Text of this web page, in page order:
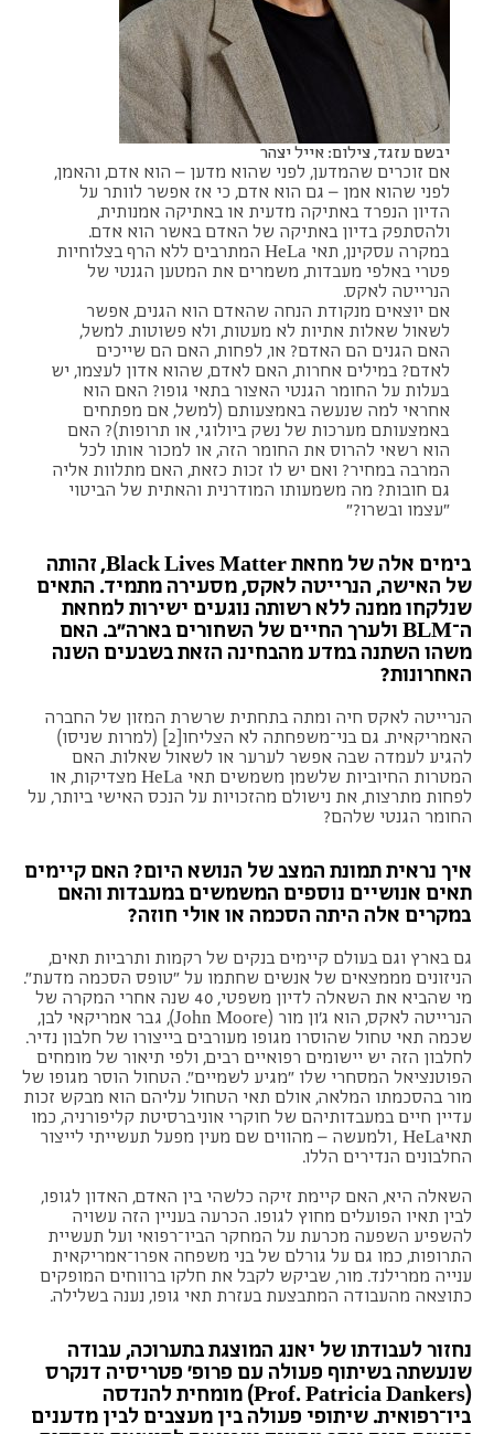
יבשם עזגד, צילום: אייל יצהר
אם זוכרים שהמדען, לפני שהוא מדען – הוא אדם, והאמן,
לפני שהוא אמן – גם הוא אדם, כי אז אפשר לוותר על
הדיון הנפרד באתיקה מדעית או באתיקה אמנותית,
ולהסתפק בדיון באתיקה של האדם באשר הוא אדם.
במקרה עסקינן, תאי HeLa המתרבים ללא הרף בצלוחיות
פטרי באלפי מעבדות, משמרים את המטען הגנטי של
הנרייטה לאקס.
אם יוצאים מנקודת הנחה שהאדם הוא הגנים, אפשר
לשאול שאלות אתיות לא מעטות, ולא פשוטות. למשל,
האם הגנים הם האדם? או, לפחות, האם הם שייכים
לאדם? במילים אחרות, האם לאדם, שהוא אדון לעצמו, יש
בעלות על החומר הגנטי האצור בתאי גופו? האם הוא
אחראי למה שנעשה באמצעותם (למשל, אם מפתחים
באמצעותם מערכות של נשק ביולוגי, או תרופות)? האם
הוא רשאי להרוס את החומר הזה, או למכור אותו לכל
המרבה במחיר? ואם יש לו זכות כזאת, האם מתלוות אליה
גם חובות? מה משמעותו המודרנית והאתית של הביטוי
"עצמו ובשרו?"
בימים אלה של מחאת Black Lives Matter, זהותה
של האישה, הנרייטה לאקס, מסעירה מתמיד. התאים
שנלקחו ממנה ללא רשותה נוגעים ישירות למחאת
ה־BLM ולערך החיים של השחורים בארה"ב. האם
משהו השתנה במדע מהבחינה הזאת בשבעים השנה
האחרונות?
הנרייטה לאקס חיה ומתה בתחתית שרשרת המזון של החברה
האמריקאית. גם בני־משפחתה לא הצליחו[2]
(למרות שניסו)
להגיע לעמדה שבה אפשר לערער או לשאול שאלות. האם
המטרות החיוביות שלשמן משמשים תאי HeLa מצדיקות, או
לפחות מתרצות, את נישולם מהזכויות על הנכס האישי ביותר, על
החומר הגנטי שלהם?
איך נראית תמונת המצב של הנושא היום? האם קיימים
תאים אנושיים נוספים המשמשים במעבדות והאם
במקרים אלה היתה הסכמה או אולי חוזה?
גם בארץ וגם בעולם קיימים בנקים של רקמות ותרביות תאים,
הניזונים מממצאים של אנשים שחתמו על "טופס הסכמה מדעת".
מי שהביא את השאלה לדיון משפטי, 40 שנה אחרי המקרה של
הנרייטה לאקס, הוא ג'ון מור (John Moore), גבר אמריקאי לבן,
שכמה תאי טחול שהוסרו מגופו מעורבים בייצורו של חלבון נדיר.
לחלבון הזה יש יישומים רפואיים רבים, ולפי תיאור של מומחים
הפוטנציאל המסחרי שלו "מגיע לשמיים". הטחול הוסר מגופו של
מור בהסכמתו המלאה, אולם תאי הטחול עליהם הוא מבקש זכות
עדיין חיים במעבדותיהם של חוקרי אוניברסיטת קליפורניה, כמו
תאיHeLa , ולמעשה – מהווים שם מעין מפעל תעשייתי לייצור
החלבונים הנדירים הללו.
השאלה היא, האם קיימת זיקה כלשהי בין האדם, האדון לגופו,
לבין תאיו הפועלים מחוץ לגופו. הכרעה בעניין הזה עשויה
להשפיע השפעה מכרעת על המחקר הביו־רפואי ועל תעשיית
התרופות, כמו גם על גורלם של בני משפחה אפרו־אמריקאית
ענייה ממרילנד. מור, שביקש לקבל את חלקו ברווחים המופקים
כתוצאה מהעבודה המתבצעת בעזרת תאי גופו, נענה בשלילה.
נחזור לעבודתו של יאנג המוצגת בתערוכה, עבודה
שנעשתה בשיתוף פעולה עם פרופ' פטריסיה דנקרס
(Prof. Patricia Dankers) מומחית להנדסה
ביו־רפואית. שיתופי פעולה בין מעצבים לבין מדענים